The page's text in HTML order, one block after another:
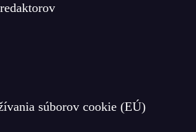
súborov cookie (EÚ)